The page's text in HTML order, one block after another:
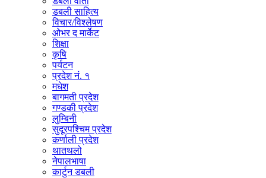
डबली साहित्य
विचार/विश्‍लेषण
ओभर द मार्केट
शिक्षा
कृषि
पर्यटन
प्रदेश नं. १
मधेश
बागमती प्रदेश
गण्डकी प्रदेश
लुम्बिनी
सुदूरपश्चिम प्रदेश
कर्णाली प्रदेश
थातथलो
नेपालभाषा
कार्टुन डबली